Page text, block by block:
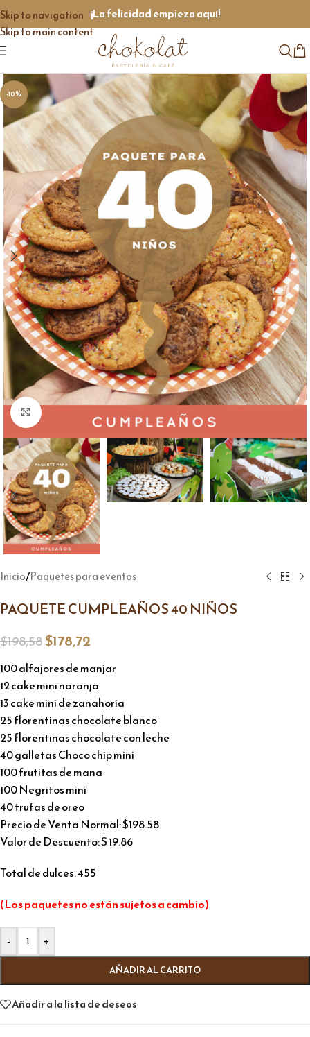
Skip to navigation
Skip to main content
¡La felicidad empieza aquí!
-10%
Click to enlarge
Inicio/Paquetes para eventos
PAQUETE CUMPLEAÑOS 40 NIÑOS
$198,58$178,72
100 alfajores de manjar
12 cake mini naranja
13 cake mini de zanahoria
25 florentinas chocolate blanco
25 florentinas chocolate con leche
40 galletas Choco chip mini
100 frutitas de mana
100 Negritos mini
40 trufas de oreo
Precio de Venta Normal: $198.58
Valor de Descuento: $ 19.86
Total de dulces: 455
(Los paquetes no están sujetos a cambio)
- +
AÑADIR AL CARRITO
Alternative:
Añadir a la lista de deseos